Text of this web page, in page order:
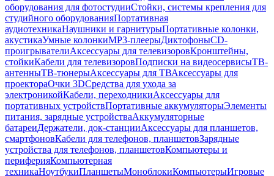
оборудования для фотостудииСтойки, системы крепления для
студийного оборудованияПортативная
аудиотехникаНаушники и гарнитурыПортативные колонки,
акустикаУмные колонкиMP3-плеерыДиктофоныCD-
проигрывателиАксессуары для телевизоровКронштейны,
стойкиКабели для телевизоровПодписки на видеосервисыТВ-
антенныТВ-тюнерыАксессуары для ТВАксессуары для
проектораОчки 3DСредства для ухода за
электроникойКабели, переходникиАксессуары для
портативных устройствПортативные аккумуляторыЭлементы
питания, зарядные устройстваАккумуляторные
батареиДержатели, док-станцииАксессуары для планшетов,
смартфоновКабели для телефонов, планшетовЗарядные
устройства для телефонов, планшетовКомпьютеры и
периферияКомпьютерная
техникаНоутбукиПланшетыМоноблокиКомпьютерыИгровые